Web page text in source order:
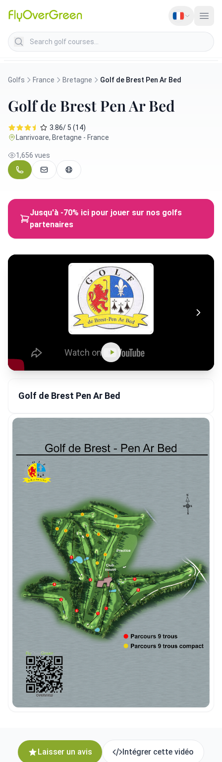
Search golf courses
Golfs France Bretagne Golf de Brest Pen Ar Bed
Golf de Brest Pen Ar Bed
3.86/ 5 (14)
Lanrivoare, Bretagne - France
1,656 vues
Jusqu'à -70% ici pour jouer sur nos golfs
partenaires
Golf de Brest Pen Ar Bed
Laisser un avis Intégrer cette vidéo